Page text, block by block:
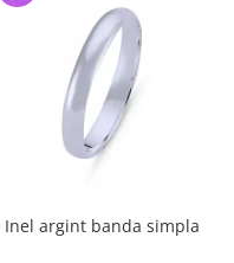
Inel argint banda simpla